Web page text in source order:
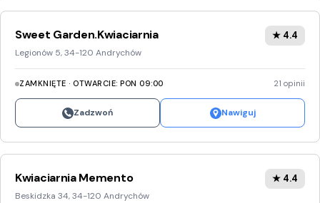
Sweet Garden.Kwiaciarnia
Legionów 5, 34-120 Andrychów
★ 4.4
ZAMKNIĘTE · OTWARCIE: PON 09:00 21 opinii
Zadzwoń Nawiguj
Kwiaciarnia Memento
Beskidzka 34, 34-120 Andrychów
★ 4.4